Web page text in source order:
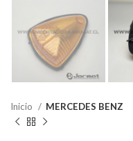
Inicio MERCEDES BENZ